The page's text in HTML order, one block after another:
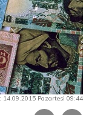
14.09.2015 Pazartesi 09:44